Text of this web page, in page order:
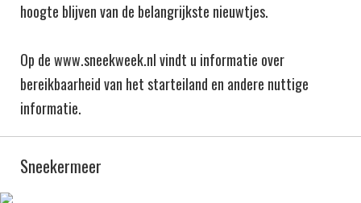
hoogte blijven van de belangrijkste nieuwtjes.
Op de www.sneekweek.nl vindt u informatie over
bereikbaarheid van het starteiland en andere nuttige
informatie.
Sneekermeer